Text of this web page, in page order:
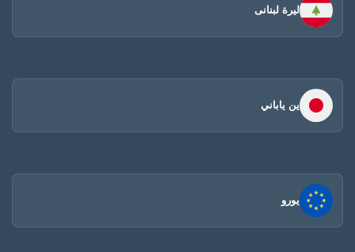
ليرة لبنانى
ين ياباني
يورو